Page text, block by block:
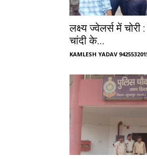
लक्ष्य ज्वेलर्स में
चांदी के...
KAMLESH YADAV